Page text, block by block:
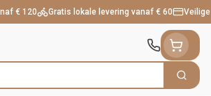
€ 120 Gratis lokale levering vanaf € 60
Zoek